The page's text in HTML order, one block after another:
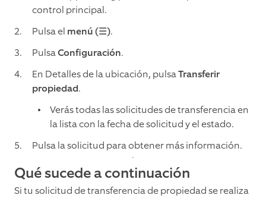
control principal.
Pulsa el menú (☰).
PulsaConfiguración.
En Detalles de la ubicación, pulsaTransferir
propiedad.
Verás todas las solicitudes de transferencia en
la lista con la fecha de solicitud y el estado.
Pulsa la solicitud para obtener más información.
Qué sucede a continuación
Si tu solicitud de transferencia de propiedad se realiza